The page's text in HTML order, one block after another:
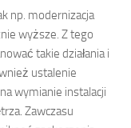
np. modernizacja
wyższe. Z tego
takie działania i
ustalenie
wymianie instalacji
Zawczasu